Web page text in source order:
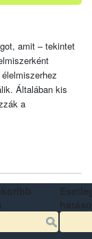
amit – tekintet
Általában kis
a